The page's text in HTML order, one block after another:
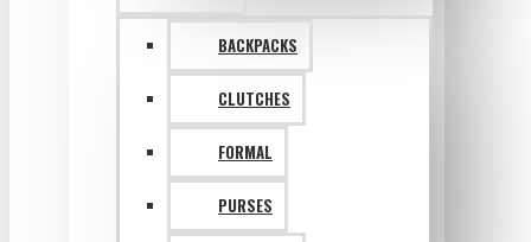
BACKPACKS
CLUTCHES
FORMAL
PURSES